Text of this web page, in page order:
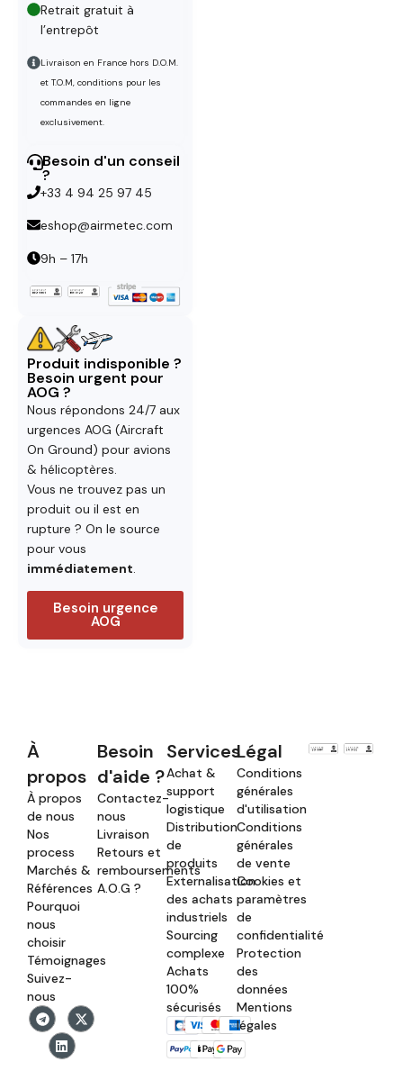
Retrait gratuit à
l’entrepôt
Livraison en France hors D.O.M.
et T.O.M, conditions pour les
commandes en ligne
exclusivement.
Besoin d'un conseil
?
+33 4 94 25 97 45
eshop@airmetec.com
9h – 17h
Produit indisponible ?
Besoin urgent pour
AOG ?
Nous répondons 24/7 aux
urgences AOG (Aircraft
On Ground) pour avions
& hélicoptères.
Vous ne trouvez pas un
produit ou il est en
rupture ? On le source
pour vous
immédiatement.
Besoin urgence
AOG
À
propos
À propos
de nous
Nos
process
Marchés &
Références
Pourquoi
nous
choisir
Témoignages
Suivez-
nous
Besoin
d'aide ?
Contactez-
nous
Livraison
Retours et
remboursements
A.O.G ?
Services
Achat &
support
logistique
Distribution
de
produits
Externalisation
des achats
industriels
Sourcing
complexe
Achats
100%
sécurisés
Légal
Conditions
générales
d'utilisation
Conditions
générales
de vente
Cookies et
paramètres
de
confidentialité
Protection
des
données
Mentions
légales